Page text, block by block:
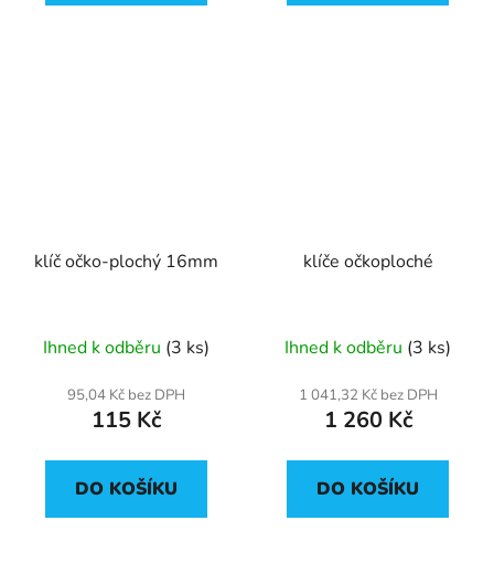
klíč očko-plochý 16mm
Ihned k odběru (3 ks)
95,04 Kč bez DPH
115 Kč
DO KOŠÍKU
klíče očkoploché
Ihned k odběru (3 ks)
1 041,32 Kč bez DPH
1 260 Kč
DO KOŠÍKU